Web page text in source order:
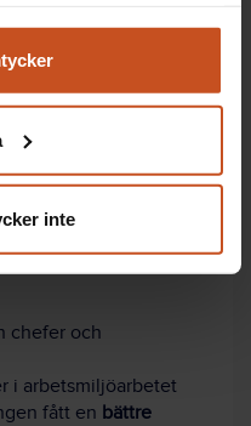
visa riktad information
genom att
inte
i
chefer och
i arbetsmiljöarbetet
fått en bättre